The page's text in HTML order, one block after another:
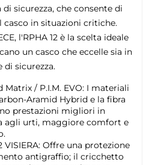
sicurezza, che consente di
in situazioni critiche.
l'RPHA 12 è la scelta ideale
un casco che eccelle sia in
sicurezza.
/ P.I.M. EVO: I materiali
Aramid Hybrid e la fibra
prestazioni migliori in
agli urti, maggiore comfort e
VISIERA: Offre una protezione
antigraffio; il cricchetto